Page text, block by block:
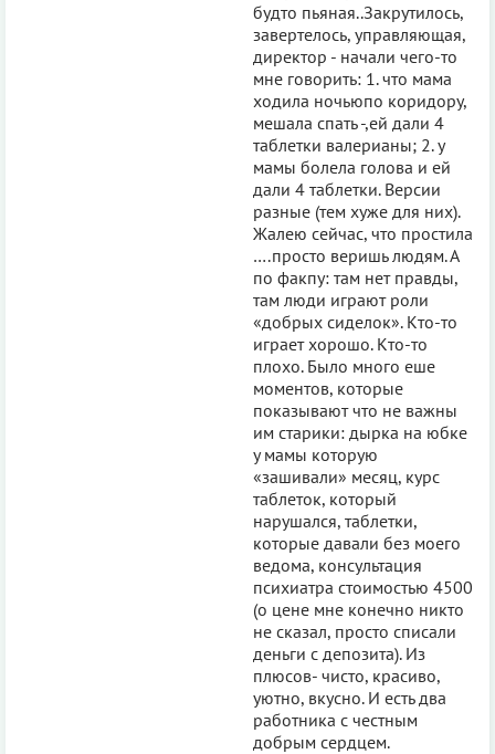
будто пьяная..Закрутилось,
завертелось, управляющая,
директор - начали чего-то
мне говорить: 1. что мама
ходила ночьюпо коридору,
мешала спать -,ей дали 4
таблетки валерианы; 2. у
мамы болела голова и ей
дали 4 таблетки. Версии
разные (тем хуже для них).
Жалею сейчас, что простила
….просто веришь людям. А
по факпу: там нет правды,
там люди играют роли
«добрых сиделок». Кто-то
играет хорошо. Кто-то
плохо. Было много еше
моментов, которые
показывают что не важны
им старики: дырка на юбке
у мамы которую
«зашивали» месяц, курс
таблеток, который
нарушался, таблетки,
которые давали без моего
ведома, консультация
психиатра стоимостью 4500
(о цене мне конечно никто
не сказал, просто списали
деньги с депозита). Из
плюсов- чисто, красиво,
уютно, вкусно. И есть два
работника с честным
добрым сердцем.